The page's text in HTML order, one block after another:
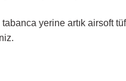
yerine artık airsoft